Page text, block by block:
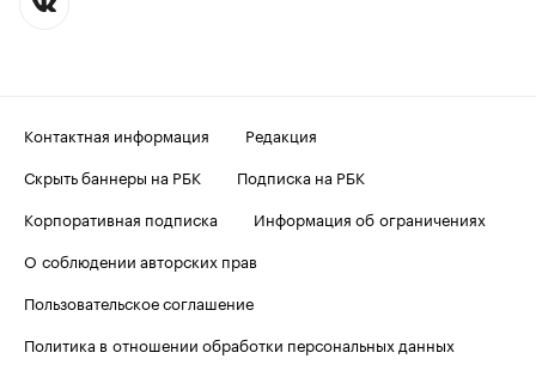
Контактная информация
Редакция
Скрыть баннеры на РБК
Подписка на РБК
Корпоративная подписка
Информация об ограничениях
О соблюдении авторских прав
Пользовательское соглашение
Политика в отношении обработки персональных данных